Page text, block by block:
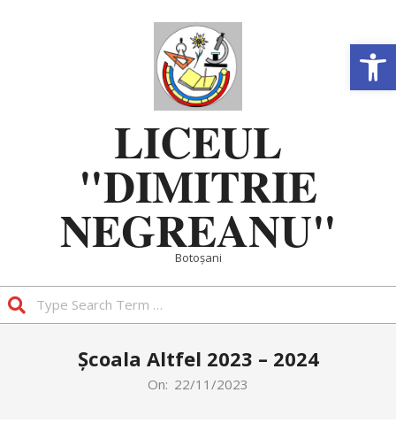
LICEUL
"DIMITRIE
NEGREANU"
Botoșani
Școala Altfel 2023 – 2024
On: 22/11/2023